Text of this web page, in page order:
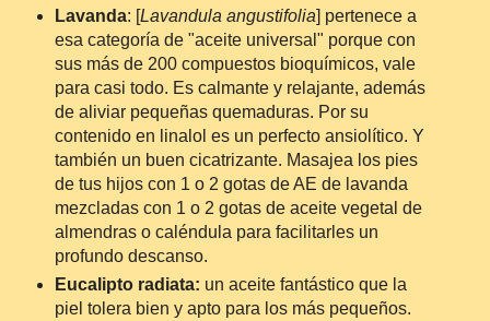
Lavanda: [Lavandula angustifolia] pertenece a
esa categoría de "aceite universal" porque con
sus más de 200 compuestos bioquímicos, vale
para casi todo. Es calmante y relajante, además
de aliviar pequeñas quemaduras. Por su
contenido en linalol es un perfecto ansiolítico. Y
también un buen cicatrizante. Masajea los pies
de tus hijos con 1 o 2 gotas de AE de lavanda
mezcladas con 1 o 2 gotas de aceite vegetal de
almendras o caléndula para facilitarles un
profundo descanso.
Eucalipto radiata: un aceite fantástico que la
piel tolera bien y apto para los más pequeños.